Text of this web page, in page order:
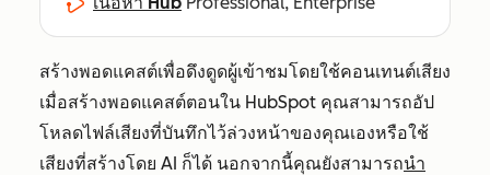
สร้างพอดแคสต์เพื่อดึงดูดผู้เข้าชมโดยใช้คอนเทนต์เสียง
เมื่อสร้างพอดแคสต์ตอนใน HubSpot คุณสามารถอัป
โหลดไฟล์เสียงที่บันทึกไว้ล่วงหน้าของคุณเองหรือใช้
เสียงที่สร้างโดย AI ก็ได้ นอกจากนี้คุณยังสามารถนำ